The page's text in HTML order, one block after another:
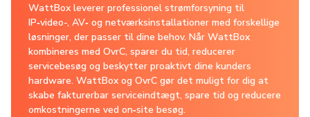
WattBox leverer professionel strømforsyning til
IP‑video-, AV‑ og netværksinstallationer med forskellige
løsninger, der passer til dine behov. Når WattBox
kombineres med OvrC, sparer du tid, reducerer
servicebesøg og beskytter proaktivt dine kunders
hardware. WattBox og OvrC gør det muligt for dig at
skabe fakturerbar serviceindtægt, spare tid og reducere
omkostningerne ved on‑site besøg.